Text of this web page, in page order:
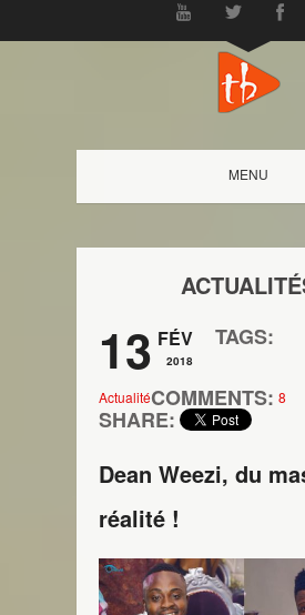
MENU
13 FÉV
2018
TAGS:
ActualitéCOMMENTS: 8
SHARE:
Dean Weezi, du
réalité !